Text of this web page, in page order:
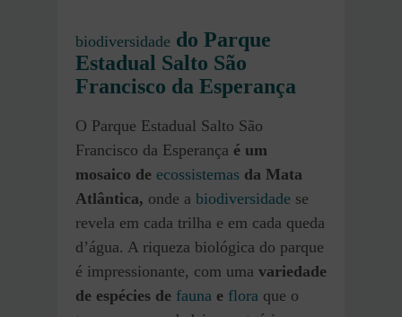
biodiversidade do Parque
Estadual Salto São
Francisco da Esperança
O Parque Estadual Salto São
Francisco da Esperança é um
mosaico de ecossistemas da Mata
Atlântica, onde a biodiversidade se
revela em cada trilha e em cada queda
d’água. A riqueza biológica do parque
é impressionante, com uma variedade
de espécies de fauna e flora que o